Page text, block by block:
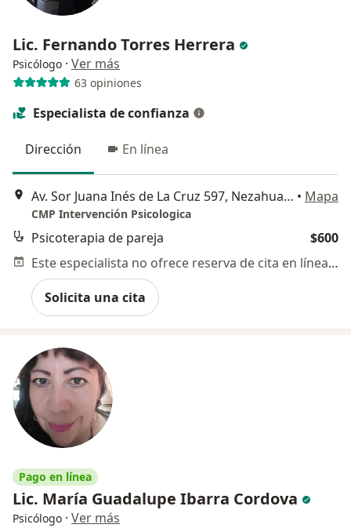
Lic. Fernando Torres Herrera
Psicólogo · Ver más
63 opiniones
Especialista de confianza
Dirección En línea
Av. Sor Juana Inés de La Cruz 597, Nezahualcóyotl • Mapa
CMP Intervención Psicologica
Psicoterapia de pareja
$600
Este especialista no ofrece reserva de cita en línea en esta dirección.
Solicita una cita
Pago en línea
Lic. María Guadalupe Ibarra Cordova
Psicólogo · Ver más